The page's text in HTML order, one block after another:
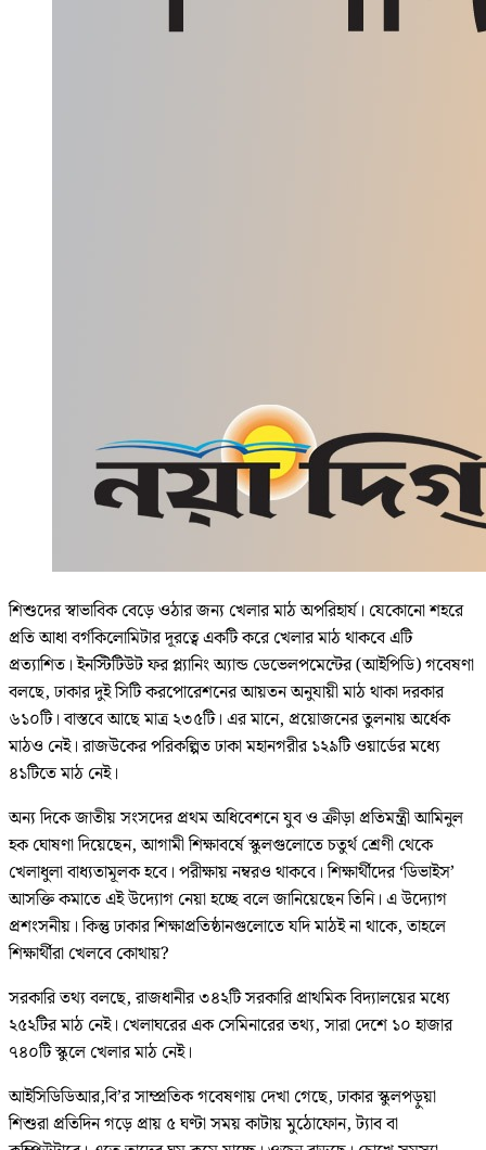
শিশুদের স্বাভাবিক বেড়ে ওঠার জন্য খেলার মাঠ অপরিহার্য। যেকোনো শহরে
প্রতি আধা বর্গকিলোমিটার দূরত্বে একটি করে খেলার মাঠ থাকবে এটি
প্রত্যাশিত। ইনস্টিটিউট ফর প্ল্যানিং অ্যান্ড ডেভেলপমেন্টের (আইপিডি) গবেষণা
বলছে, ঢাকার দুই সিটি করপোরেশনের আয়তন অনুযায়ী মাঠ থাকা দরকার
৬১০টি। বাস্তবে আছে মাত্র ২৩৫টি। এর মানে, প্রয়োজনের তুলনায় অর্ধেক
মাঠও নেই। রাজউকের পরিকল্পিত ঢাকা মহানগরীর ১২৯টি ওয়ার্ডের মধ্যে
৪১টিতে মাঠ নেই।
অন্য দিকে জাতীয় সংসদের প্রথম অধিবেশনে যুব ও ক্রীড়া প্রতিমন্ত্রী আমিনুল
হক ঘোষণা দিয়েছেন, আগামী শিক্ষাবর্ষে স্কুলগুলোতে চতুর্থ শ্রেণী থেকে
খেলাধুলা বাধ্যতামূলক হবে। পরীক্ষায় নম্বরও থাকবে। শিক্ষার্থীদের ‘ডিভাইস’
আসক্তি কমাতে এই উদ্যোগ নেয়া হচ্ছে বলে জানিয়েছেন তিনি। এ উদ্যোগ
প্রশংসনীয়। কিন্তু ঢাকার শিক্ষাপ্রতিষ্ঠানগুলোতে যদি মাঠই না থাকে, তাহলে
শিক্ষার্থীরা খেলবে কোথায়?
সরকারি তথ্য বলছে, রাজধানীর ৩৪২টি সরকারি প্রাথমিক বিদ্যালয়ের মধ্যে
২৫২টির মাঠ নেই। খেলাঘরের এক সেমিনারের তথ্য, সারা দেশে ১০ হাজার
৭৪০টি স্কুলে খেলার মাঠ নেই।
আইসিডিডিআর,বি’র সাম্প্রতিক গবেষণায় দেখা গেছে, ঢাকার স্কুলপড়ুয়া
শিশুরা প্রতিদিন গড়ে প্রায় ৫ ঘণ্টা সময় কাটায় মুঠোফোন, ট্যাব বা